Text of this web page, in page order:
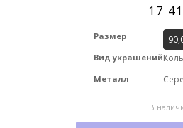
17
Размер
Вид украшений
Металл
В